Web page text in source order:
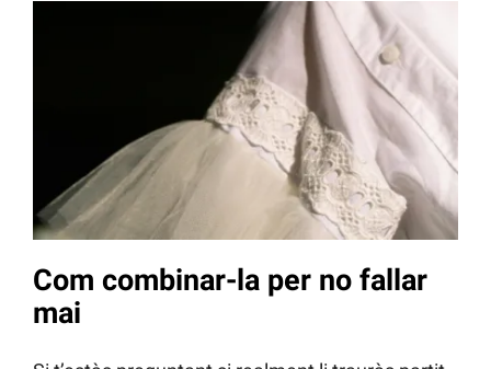
Com combinar-la per no fallar
mai